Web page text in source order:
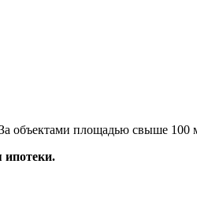
объектами площадью свыше 100
ипотеки.